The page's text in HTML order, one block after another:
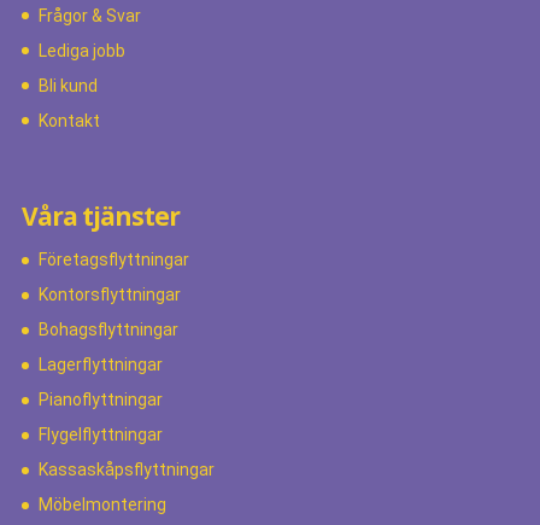
Frågor & Svar
Lediga jobb
Bli kund
Kontakt
Våra tjänster
Företagsflyttningar
Kontorsflyttningar
Bohagsflyttningar
Lagerflyttningar
Pianoflyttningar
Flygelflyttningar
Kassaskåpsflyttningar
Möbelmontering